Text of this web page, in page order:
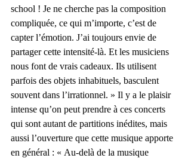
school ! Je ne cherche pas la composition
compliquée, ce qui m’importe, c’est de
capter l’émotion. J’ai toujours envie de
partager cette intensité-là. Et les musiciens
nous font de vrais cadeaux. Ils utilisent
parfois des objets inhabituels, basculent
souvent dans l’irrationnel. » Il y a le plaisir
intense qu’on peut prendre à ces concerts
qui sont autant de partitions inédites, mais
aussi l’ouverture que cette musique apporte
en général : « Au-delà de la musique